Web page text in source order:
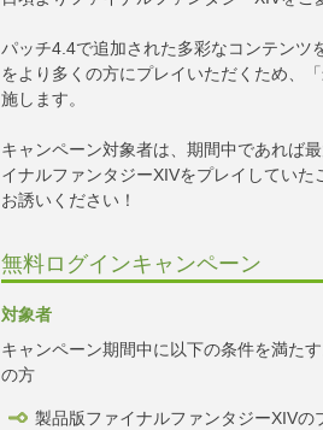
パッチ4.4で追加された多彩なコンテンツ
をより多くの方にプレイいただくため、
施します。
キャンペーン対象者は、期間中であれば
イナルファンタジーXIVをプレイしてい
お誘いください！
無料ログインキャンペーン
対象者
キャンペーン期間中に以下の条件を満た
の方
製品版ファイナルファンタジーXIVの